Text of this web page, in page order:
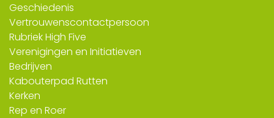
Geschiedenis
Vertrouwenscontactpersoon
Rubriek High Five
Verenigingen en Initiatieven
Bedrijven
Kabouterpad Rutten
Kerken
Rep en Roer